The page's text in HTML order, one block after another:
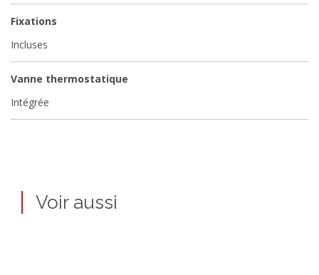
Fixations
Incluses
Vanne thermostatique
Intégrée
Voir aussi